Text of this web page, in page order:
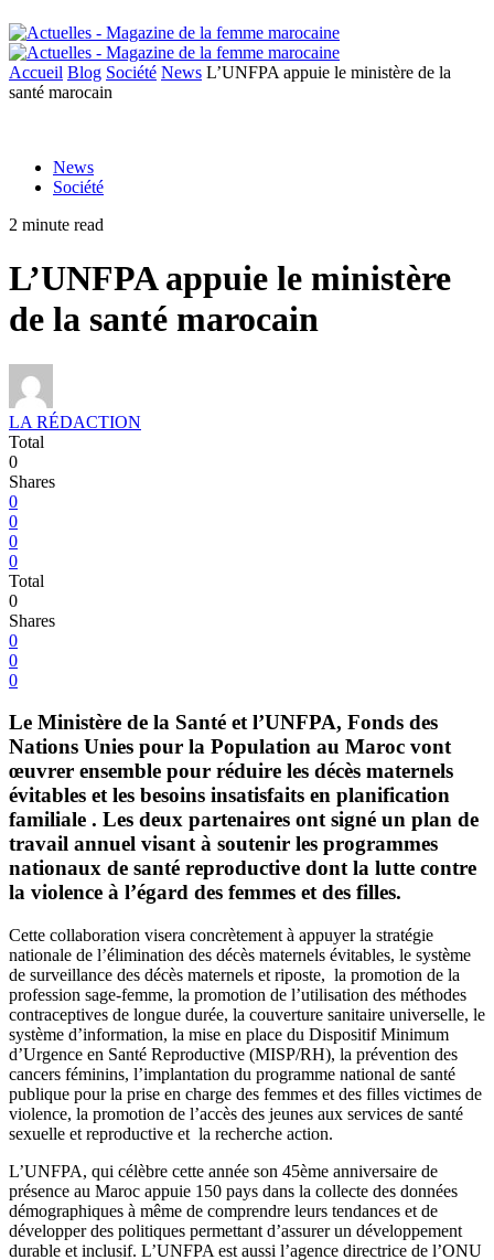
Accueil Blog Société News L’UNFPA appuie le ministère de la
santé marocain
News
Société
2 minute read
L’UNFPA appuie le ministère
de la santé marocain
LA RÉDACTION
Total
0
Shares
0
0
0
0
Total
0
Shares
0
0
0
Le Ministère de la Santé et l’UNFPA, Fonds des
Nations Unies pour la Population au Maroc vont
œuvrer ensemble pour réduire les décès maternels
évitables et les besoins insatisfaits en planification
familiale . Les deux partenaires ont signé un plan de
travail annuel visant à soutenir les programmes
nationaux de santé reproductive dont la lutte contre
la violence à l’égard des femmes et des filles.
Cette collaboration visera concrètement à appuyer la stratégie
nationale de l’élimination des décès maternels évitables, le système
de surveillance des décès maternels et riposte, la promotion de la
profession sage-femme, la promotion de l’utilisation des méthodes
contraceptives de longue durée, la couverture sanitaire universelle, le
système d’information, la mise en place du Dispositif Minimum
d’Urgence en Santé Reproductive (MISP/RH), la prévention des
cancers féminins, l’implantation du programme national de santé
publique pour la prise en charge des femmes et des filles victimes de
violence, la promotion de l’accès des jeunes aux services de santé
sexuelle et reproductive et la recherche action.
L’UNFPA, qui célèbre cette année son 45ème anniversaire de
présence au Maroc appuie 150 pays dans la collecte des données
démographiques à même de comprendre leurs tendances et de
développer des politiques permettant d’assurer un développement
durable et inclusif. L’UNFPA est aussi l’agence directrice de l’ONU